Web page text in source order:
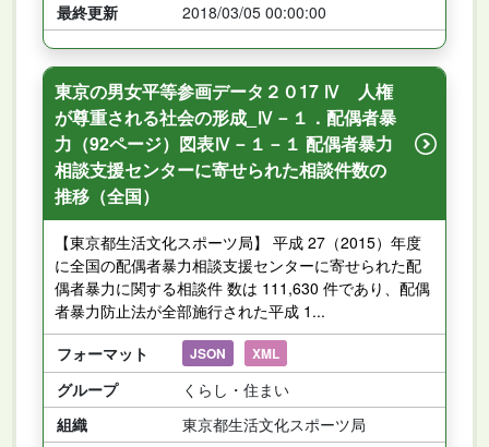
最終更新
2018/03/05 00:00:00
東京の男女平等参画データ２０17 Ⅳ 人権
が尊重される社会の形成_Ⅳ－１．配偶者暴
力（92ページ）図表Ⅳ－１－１ 配偶者暴力
相談支援センターに寄せられた相談件数の
推移（全国）
【東京都生活文化スポーツ局】 平成 27（2015）年度
に全国の配偶者暴力相談支援センターに寄せられた配
偶者暴力に関する相談件 数は 111,630 件であり、配偶
者暴力防止法が全部施行された平成 1...
フォーマット
JSON XML
グループ
くらし・住まい
組織
東京都生活文化スポーツ局